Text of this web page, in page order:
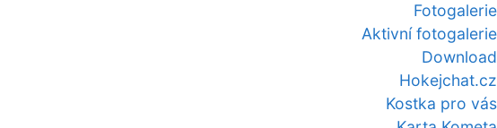
Fotogalerie
Aktivní fotogalerie
Download
Hokejchat.cz
Kostka pro vás